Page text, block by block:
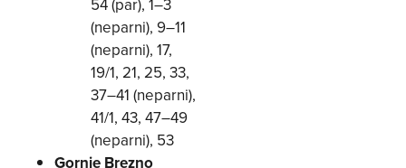
(neparni), 9–11
(neparni), 17,
19/1, 21, 25, 33,
37–41 (neparni),
41/1, 43, 47–49
(neparni), 53
Gornje Brezno